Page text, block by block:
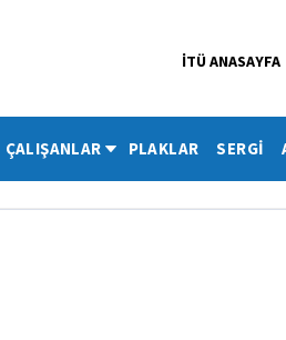
İTÜ ANASAYFA
ÇALIŞANLAR PLAKLAR SERGİ